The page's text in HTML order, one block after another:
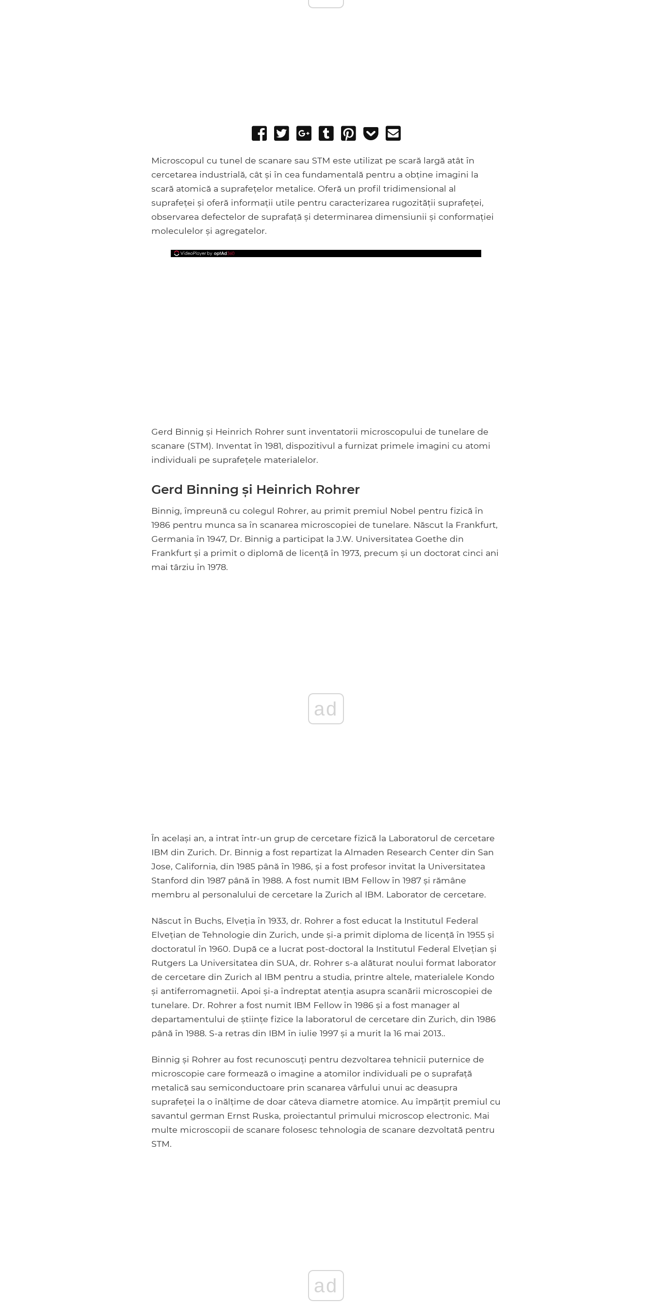
Share
Facebook
Tweet
Share
Google+
Post
Tumblr
Pin
Add
Pocket
Microscopul cu tunel de scanare sau STM este utilizat pe scară largă atât în ​​
cercetarea industrială, cât și în cea fundamentală pentru a obține imagini la
scară atomică a suprafețelor metalice. Oferă un profil tridimensional al
suprafeței și oferă informații utile pentru caracterizarea rugozității suprafeței,
observarea defectelor de suprafață și determinarea dimensiunii și conformației
moleculelor și agregatelor.
Gerd Binnig și Heinrich Rohrer sunt inventatorii microscopului de tunelare de
scanare (STM). Inventat în 1981, dispozitivul a furnizat primele imagini cu atomi
individuali pe suprafețele materialelor.
Gerd Binning și Heinrich Rohrer
Binnig, împreună cu colegul Rohrer, au primit premiul Nobel pentru fizică în
1986 pentru munca sa în scanarea microscopiei de tunelare. Născut la Frankfurt,
Germania în 1947, Dr. Binnig a participat la J.W. Universitatea Goethe din
Frankfurt și a primit o diplomă de licență în 1973, precum și un doctorat cinci ani
mai târziu în 1978.
ad
În același an, a intrat într-un grup de cercetare fizică la Laboratorul de cercetare
IBM din Zurich. Dr. Binnig a fost repartizat la Almaden Research Center din San
Jose, California, din 1985 până în 1986, și a fost profesor invitat la Universitatea
Stanford din 1987 până în 1988. A fost numit IBM Fellow în 1987 și rămâne
membru al personalului de cercetare la Zurich al IBM. Laborator de cercetare.
Născut în Buchs, Elveția în 1933, dr. Rohrer a fost educat la Institutul Federal
Elvețian de Tehnologie din Zurich, unde și-a primit diploma de licență în 1955 și
doctoratul în 1960. După ce a lucrat post-doctoral la Institutul Federal Elvețian și
Rutgers La Universitatea din SUA, dr. Rohrer s-a alăturat noului format laborator
de cercetare din Zurich al IBM pentru a studia, printre altele, materialele Kondo
și antiferromagnetii. Apoi și-a îndreptat atenția asupra scanării microscopiei de
tunelare. Dr. Rohrer a fost numit IBM Fellow în 1986 și a fost manager al
departamentului de științe fizice la laboratorul de cercetare din Zurich, din 1986
până în 1988. S-a retras din IBM în iulie 1997 și a murit la 16 mai 2013..
Binnig și Rohrer au fost recunoscuți pentru dezvoltarea tehnicii puternice de
microscopie care formează o imagine a atomilor individuali pe o suprafață
metalică sau semiconductoare prin scanarea vârfului unui ac deasupra
suprafeței la o înălțime de doar câteva diametre atomice. Au împărțit premiul cu
savantul german Ernst Ruska, proiectantul primului microscop electronic. Mai
multe microscopii de scanare folosesc tehnologia de scanare dezvoltată pentru
STM.
ad